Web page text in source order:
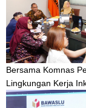
Bersama Komnas
Lingkungan Kerja